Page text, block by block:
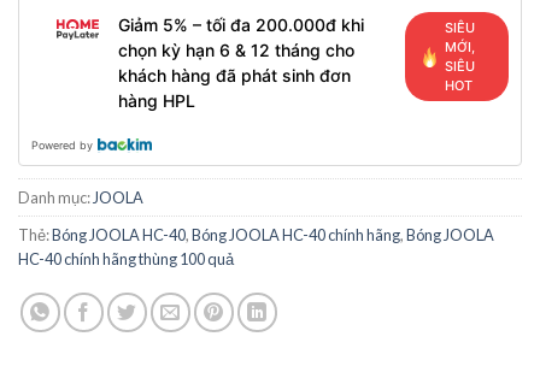
Giảm 5% – tối đa 200.000đ khi
chọn kỳ hạn 6 & 12 tháng cho
khách hàng đã phát sinh đơn
hàng HPL
SIÊU
MỚI,
SIÊU
HOT
Powered by
Danh mục:JOOLA
Thẻ:Bóng JOOLA HC-40,Bóng JOOLA HC-40 chính hãng,Bóng JOOLA
HC-40 chính hãng thùng 100 quả